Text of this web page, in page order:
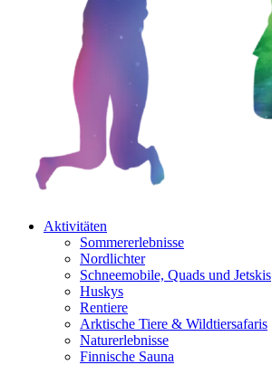
Aktivitäten
Sommererlebnisse
Nordlichter
Schneemobile, Quads und Jetskis
Huskys
Rentiere
Arktische Tiere & Wildtiersafaris
Naturerlebnisse
Finnische Sauna